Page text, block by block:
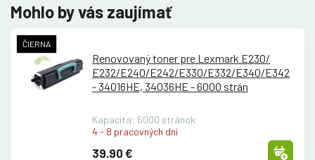
Mohlo by vás zaujímať
ČIERNA
Renovovaný toner pre Lexmark E230/
E232/E240/E242/E330/E332/E340/E342
- 34016HE, 34036HE - 6000 strán
Kapacita: 6000 stránok
4 - 8 pracovných dní
39.90 €